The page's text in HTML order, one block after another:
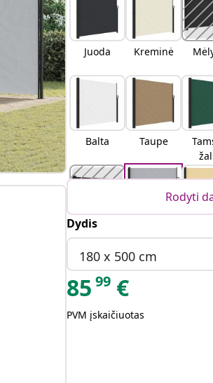
Juoda Kreminė
Balta Taupe
Terakotos
Rodyti
Dydis
180 x 500 cm
85 99 €
PVM įskaičiuotas